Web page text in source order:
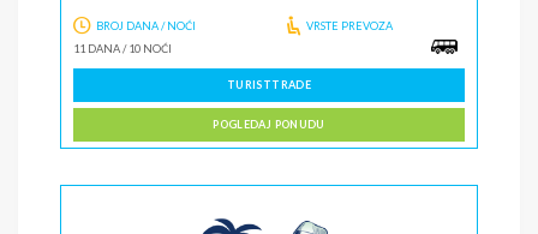
BROJ DANA / NOĆI
11 DANA/10 NOĆI
VRSTE PREVOZA
TURISTTRADE
POGLEDAJ PONUDU